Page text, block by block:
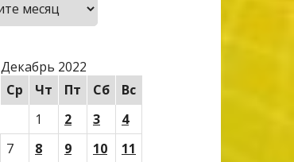
Декабрь 2022
Ср Чт Пт Сб
Вс
1
2 3
4
7 8 9 10
11